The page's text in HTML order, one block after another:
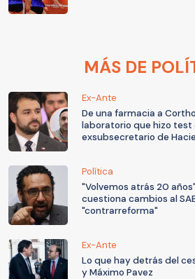
MÁS DE
Ex-Ante
De una farmacia a
laboratorio que hizo test
exsubsecretario de
Política
"Volvemos atrás 20
cuestiona cambios al
"contrarreforma"
Ex-Ante
Lo que hay detrás del
y Máximo Pavez